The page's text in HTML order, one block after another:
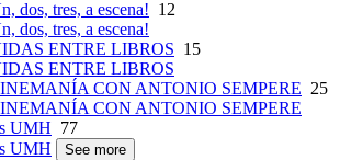
dos, tres, a escena! 12
dos, tres, a escena!
ENTRE LIBROS 15
ENTRE LIBROS
CON ANTONIO SEMPERE 25
CON ANTONIO SEMPERE
UMH 77
UMH
See more